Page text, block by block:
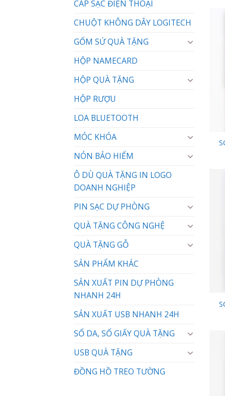
CÁP SẠC ĐIỆN THOẠI
CHUỘT KHÔNG DÂY LOGITECH
GỐM SỨ QUÀ TẶNG
HỘP NAMECARD
HỘP QUÀ TẶNG
HỘP RƯỢU
LOA BLUETOOTH
MÓC KHÓA
NÓN BẢO HIỂM
Ô DÙ QUÀ TẶNG IN LOGO
DOANH NGHIỆP
PIN SẠC DỰ PHÒNG
QUÀ TẶNG CÔNG NGHỆ
QUÀ TẶNG GỖ
SẢN PHẨM KHÁC
SẢN XUẤT PIN DỰ PHÒNG
NHANH 24H
SẢN XUẤT USB NHANH 24H
SỔ DA, SỔ GIẤY QUÀ TẶNG
USB QUÀ TẶNG
ĐỒNG HỒ TREO TƯỜNG